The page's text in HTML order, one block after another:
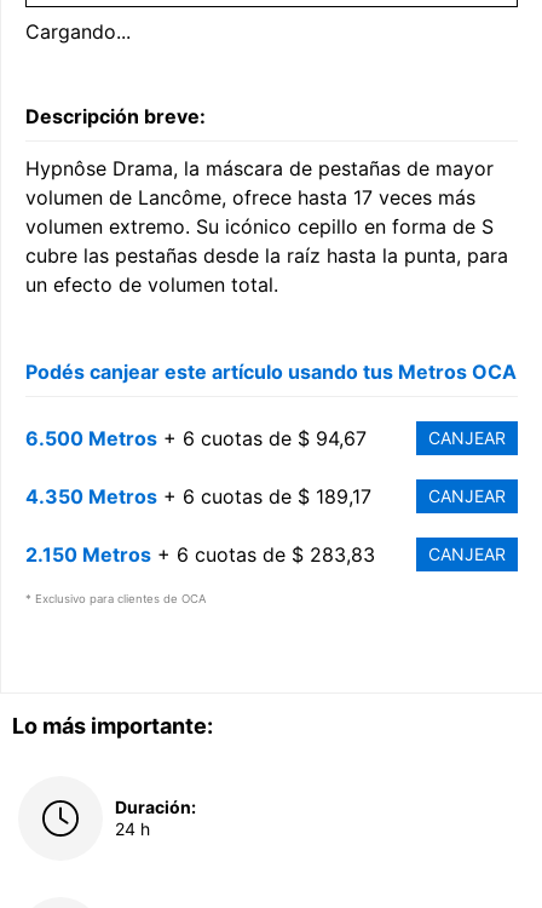
Lo más importante:
Duración:
24 h
Cargando...
Descripción breve:
Hypnôse Drama, la máscara de pestañas de mayor
volumen de Lancôme, ofrece hasta 17 veces más
volumen extremo. Su icónico cepillo en forma de S
cubre las pestañas desde la raíz hasta la punta, para
un efecto de volumen total.
Podés canjear este artículo usando tus Metros OCA
6.500 Metros + 6 cuotas de $ 94,67 CANJEAR
4.350 Metros + 6 cuotas de $ 189,17 CANJEAR
2.150 Metros + 6 cuotas de $ 283,83 CANJEAR
* Exclusivo para clientes de OCA